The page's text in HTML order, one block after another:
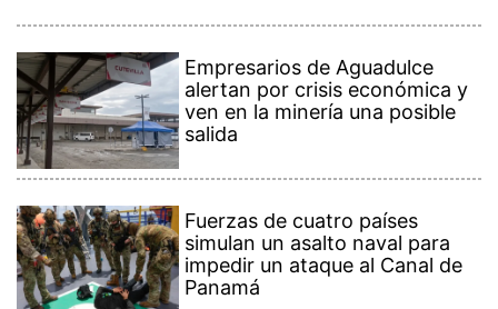
Empresarios de Aguadulce
alertan por crisis económica y
ven en la minería una posible
salida
Fuerzas de cuatro países
simulan un asalto naval para
impedir un ataque al Canal de
Panamá